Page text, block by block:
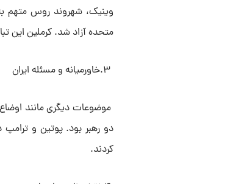
وینیک، شهروند روس متهم به
متحده آزاد شد. کرملین این
موضوعات دیگری مانند اوضاع
دو رهبر بود. پوتین و
کردند.